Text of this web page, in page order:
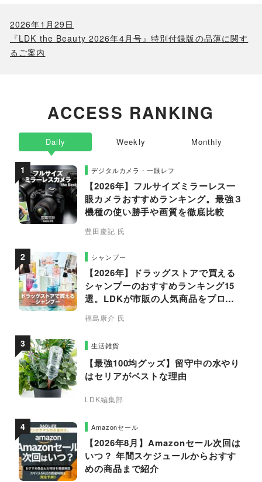
2026年1月29日
『LDK the Beauty 2026年4月号』特別付録版の品薄に関す
るご案内
ACCESS RANKING
Daily
デジタルカメラ・一眼レフ
【2026年】フルサイズミラーレス一
眼カメラおすすめランキング。最強３
機種の使い勝手や画質を徹底比較
豊田慶記 氏
シャンプー
【2026年】ドラッグストアで買える
シャンプーのおすすめランキング15
選。LDKが市販の人気商品をプロと
福島康介 氏
生活雑貨
【最強100均グッズ】留守中の水やり
はセリアがベストな理由
LDK編集部
Amazonセール
【2026年8月】Amazonセール次回は
いつ？ 年間スケジュールからおすす
めの商品まで紹介
Weekly Monthly